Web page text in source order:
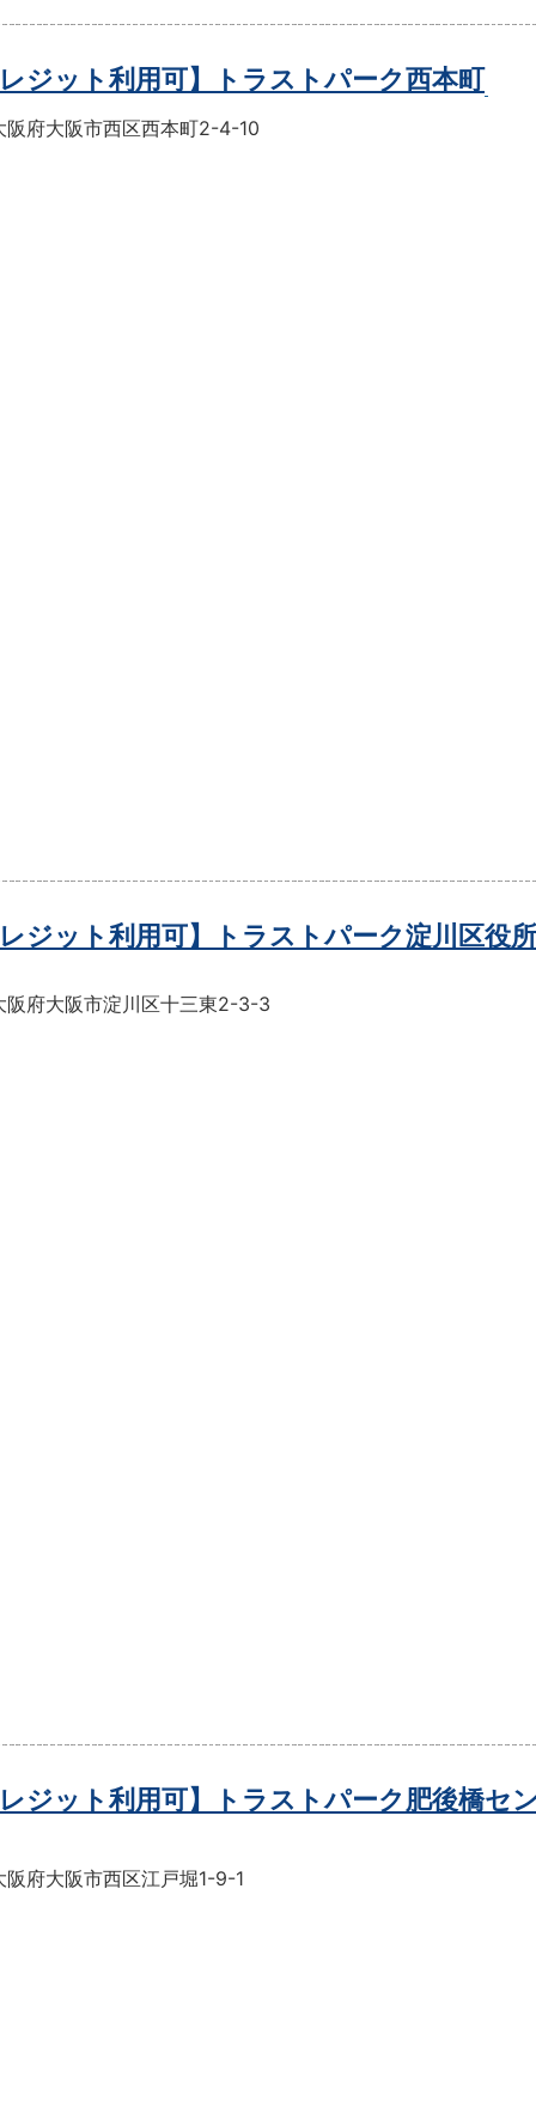
レジット利用可】トラストパーク西本町
阪府大阪市西区西本町2-4-10
レジット利用可】トラストパーク淀川区役
阪府大阪市淀川区十三東2-3-3
レジット利用可】トラストパーク肥後橋セ
阪府大阪市西区江戸堀1-9-1